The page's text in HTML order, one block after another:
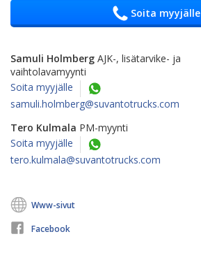
Soita myyjälle
Samuli Holmberg AJK-, lisätarvike- ja
vaihtolavamyynti
Soita myyjälle
samuli.holmberg@suvantotrucks.com
Tero Kulmala PM-myynti
Soita myyjälle
tero.kulmala@suvantotrucks.com
Www-sivut
Facebook